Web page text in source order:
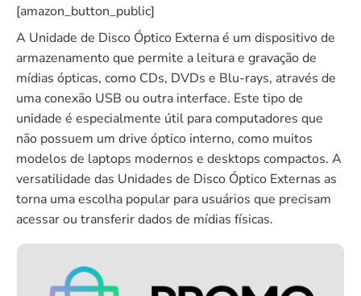
[amazon_button_public]
A Unidade de Disco Óptico Externa é um dispositivo de
armazenamento que permite a leitura e gravação de
mídias ópticas, como CDs, DVDs e Blu-rays, através de
uma conexão USB ou outra interface. Este tipo de
unidade é especialmente útil para computadores que
não possuem um drive óptico interno, como muitos
modelos de laptops modernos e desktops compactos. A
versatilidade das Unidades de Disco Óptico Externas as
torna uma escolha popular para usuários que precisam
acessar ou transferir dados de mídias físicas.